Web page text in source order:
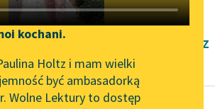
Zgłoś brak utworu
Narzędzia
Mapa Wolnych Lektur
kochani.
Holtz i mam wielki
być ambasadorką
Wolne Lektury to dostęp
Romantyzm Klementyna z